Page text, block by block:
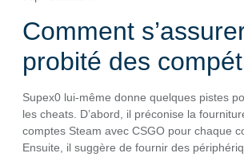
Comment
probité des
Supex0 lui-même donne quelques pistes
les cheats. D’abord, il préconise la
comptes Steam avec CSGO pour chaque
Ensuite, il suggère de fournir des